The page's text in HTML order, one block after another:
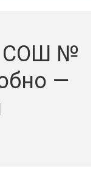
СОШ №
—